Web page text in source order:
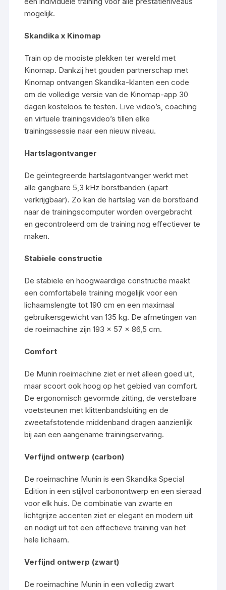
mogelijk.
Skandika x Kinomap
Train op de mooiste plekken ter wereld met
Kinomap. Dankzij het gouden partnerschap met
Kinomap ontvangen Skandika-klanten een code
om de volledige versie van de Kinomap-app 30
dagen kosteloos te testen. Live video’s, coaching
en virtuele trainingsvideo’s tillen elke
trainingssessie naar een nieuw niveau.
Hartslagontvanger
De geïntegreerde hartslagontvanger werkt met
alle gangbare 5,3 kHz borstbanden (apart
verkrijgbaar). Zo kan de hartslag van de borstband
naar de trainingscomputer worden overgebracht
en gecontroleerd om de training nog effectiever te
maken.
Stabiele constructie
De stabiele en hoogwaardige constructie maakt
een comfortabele training mogelijk voor een
lichaamslengte tot 190 cm en een maximaal
gebruikersgewicht van 135 kg. De afmetingen van
de roeimachine zijn 193 x 57 x 86,5 cm.
Comfort
De Munin roeimachine ziet er niet alleen goed uit,
maar scoort ook hoog op het gebied van comfort.
De ergonomisch gevormde zitting, de verstelbare
voetsteunen met klittenbandsluiting en de
zweetafstotende middenband dragen aanzienlijk
bij aan een aangename trainingservaring.
Verfijnd ontwerp (carbon)
De roeimachine Munin is een Skandika Special
Edition in een stijlvol carbonontwerp en een sieraad
voor elk huis. De combinatie van zwarte en
lichtgrijze accenten ziet er elegant en modern uit
en nodigt uit tot een effectieve training van het
hele lichaam.
Verfijnd ontwerp (zwart)
De roeimachine Munin in een volledig zwart